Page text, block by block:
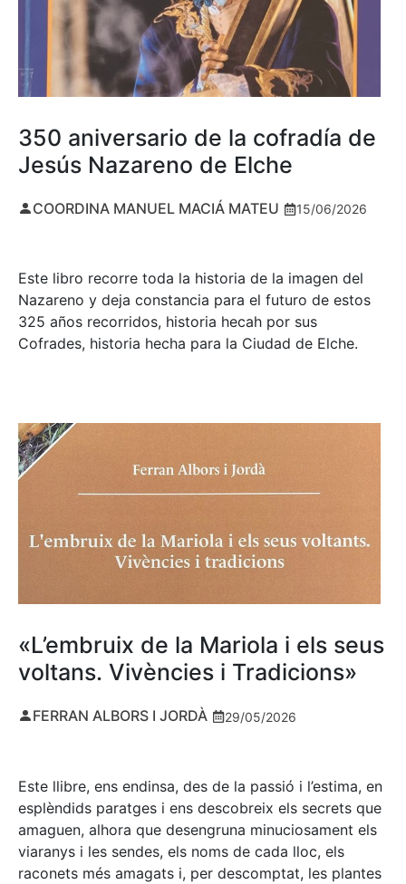
350 aniversario de la cofradía de
Jesús Nazareno de Elche
COORDINA MANUEL MACIÁ MATEU 15/06/2026
Este libro recorre toda la historia de la imagen del
Nazareno y deja constancia para el futuro de estos
325 años recorridos, historia hecah por sus
Cofrades, historia hecha para la Ciudad de Elche.
«L’embruix de la Mariola i els seus
voltans. Vivències i Tradicions»
FERRAN ALBORS I JORDÀ 29/05/2026
Este llibre, ens endinsa, des de la passió i l’estima, en
esplèndids paratges i ens descobreix els secrets que
amaguen, alhora que desengruna minuciosament els
viaranys i les sendes, els noms de cada lloc, els
raconets més amagats i, per descomptat, les plantes